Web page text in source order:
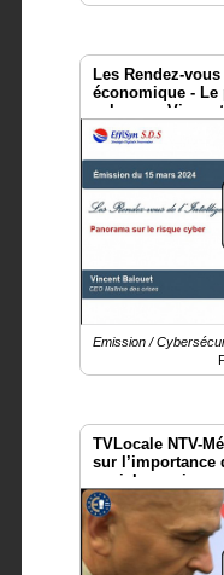
Les Rendez-
économique - Le
cyber par
Crises.
Emission /
TVLocale NTV-
sur l’importance
sociale,
des produits.